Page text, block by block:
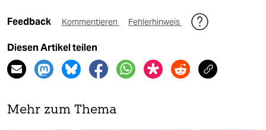
Feedback Kommentieren Fehlerhinweis
Diesen Artikel teilen
Mehr zum Thema